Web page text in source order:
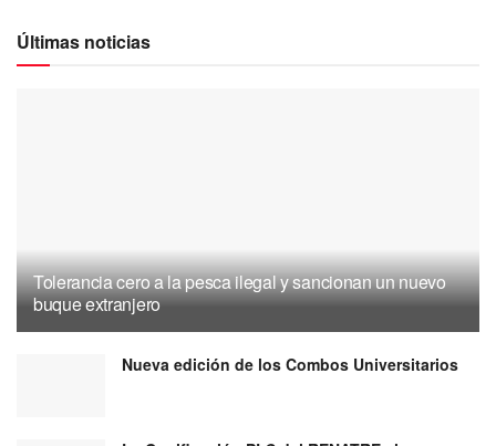
Últimas noticias
Tolerancia cero a la pesca ilegal y sancionan un nuevo
buque extranjero
Nueva edición de los Combos Universitarios